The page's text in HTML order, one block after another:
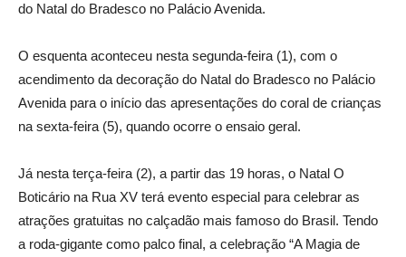
do Natal do Bradesco no Palácio Avenida.
O esquenta aconteceu nesta segunda-feira (1), com o
acendimento da decoração do Natal do Bradesco no Palácio
Avenida para o início das apresentações do coral de crianças
na sexta-feira (5), quando ocorre o ensaio geral.
Já nesta terça-feira (2), a partir das 19 horas, o Natal O
Boticário na Rua XV terá evento especial para celebrar as
atrações gratuitas no calçadão mais famoso do Brasil. Tendo
a roda-gigante como palco final, a celebração “A Magia de